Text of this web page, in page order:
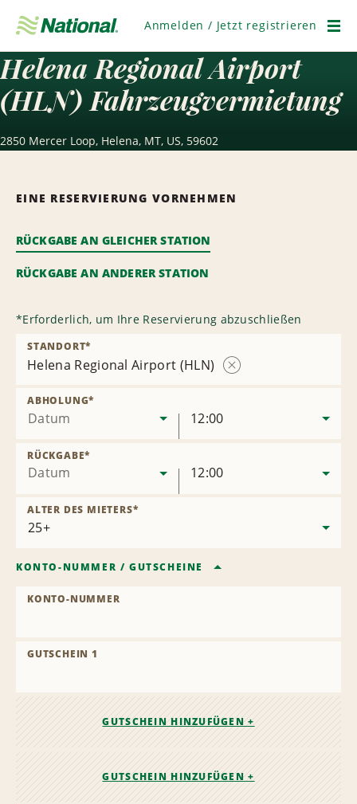
überspringen
Anmelden / Jetzt registrieren
Helena Regional Airport
(HLN) Fahrzeugvermietung
2850 Mercer Loop, Helena, MT, US, 59602
EINE RESERVIERUNG VORNEHMEN
RÜCKGABE AN GLEICHER STATION
RÜCKGABE AN ANDERER STATION
*Erforderlich, um Ihre Reservierung abzuschließen
Helena Regional Airport (HLN)
STANDORT*
Datum
ABHOLUNG*
12:00
Datum
RÜCKGABE*
12:00
ALTER DES MIETERS*
KONTO-NUMMER / GUTSCHEINE
KONTO-NUMMER
GUTSCHEIN 1
GUTSCHEIN HINZUFÜGEN +
GUTSCHEIN HINZUFÜGEN +